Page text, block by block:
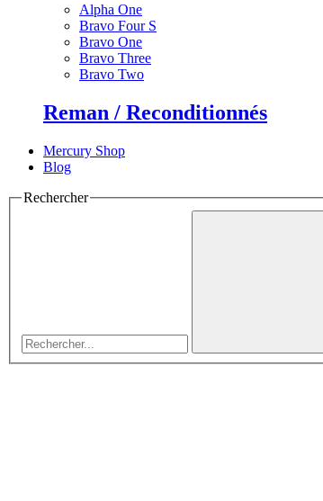
Alpha One
Bravo Four S
Bravo One
Bravo Three
Bravo Two
Reman / Reconditionnés
Mercury Shop
Blog
Rechercher